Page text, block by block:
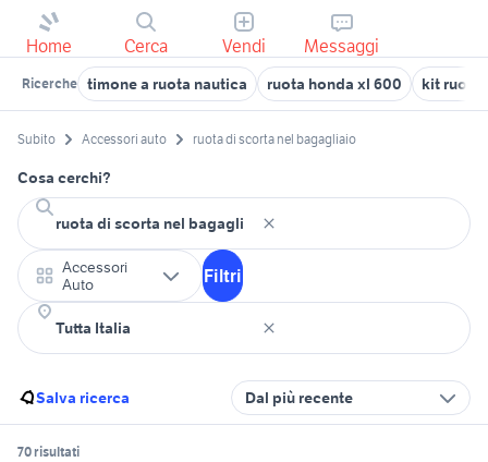
Home Cerca Vendi Messaggi
Ricerche timone a ruota nautica ruota honda xl 600 kit ruota
Subito Accessori auto ruota di scorta nel bagagliaio
Cosa cerchi?
Accessori
Auto
Filtri
Salva ricerca Dal più recente
70 risultati